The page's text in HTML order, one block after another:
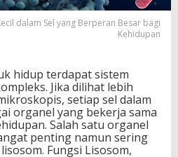
dalam Sel yang Berperan Besar bagi
Kehidupan
hidup terdapat sistem
Jika dilihat lebih
setiap sel dalam
organel yang bekerja sama
Salah satu organel
penting namun sering
Fungsi Lisosom,